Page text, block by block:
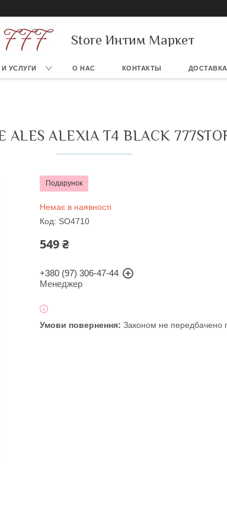
Store Интим Маркет
УСЛУГИ О НАС КОНТАКТЫ
ALEXIA T4 BLACK
Подарунок
Немає в наявності
Код: SO4710
549 ₴
+380 (97) 306-47-44
Менеджер
Законом не передбачено